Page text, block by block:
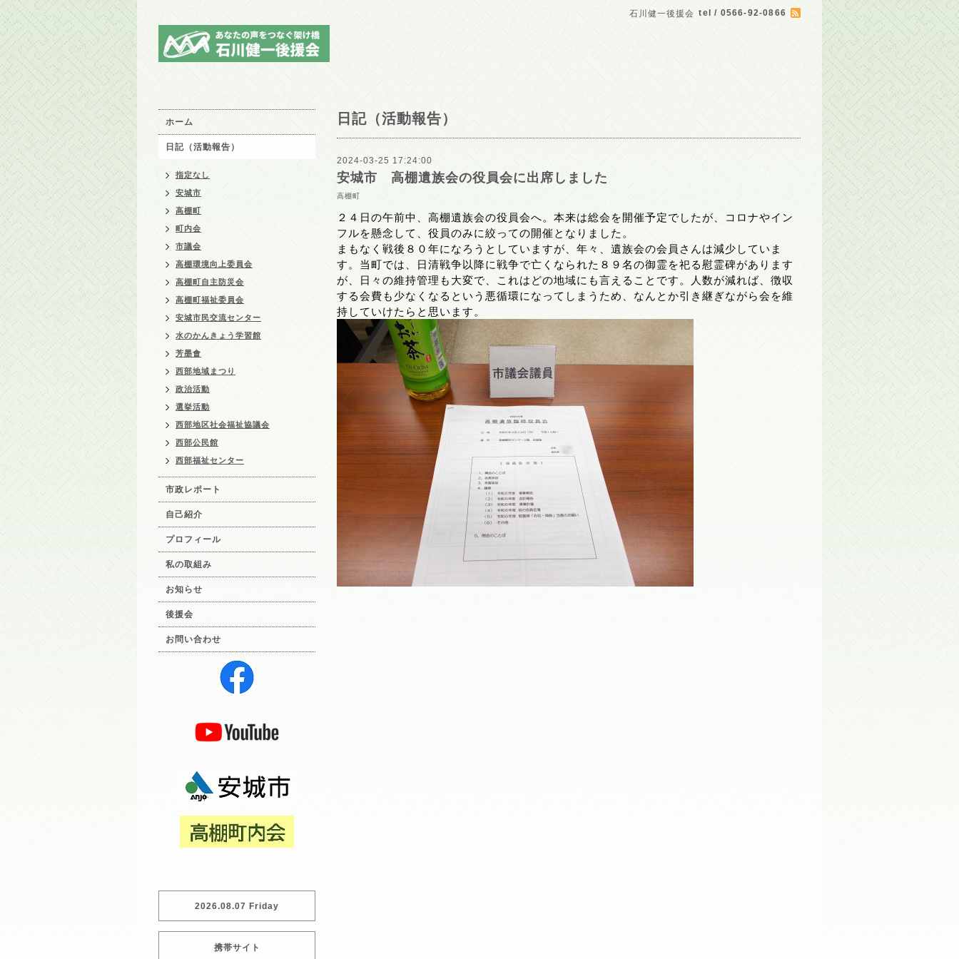
石川健一後援会 tel / 0566-92-0866
日記（活動報告）
2024-03-25 17:24:00
安城市 高棚遺族会の役員会に出席しました
高棚町
２４日の午前中、高棚遺族会の役員会へ。本来は総会を開催予定でしたが、コロナやイン
フルを懸念して、役員のみに絞っての開催となりました。
まもなく戦後８０年になろうとしていますが、年々、遺族会の会員さんは減少していま
す。当町では、日清戦争以降に戦争で亡くなられた８９名の御霊を祀る慰霊碑があります
が、日々の維持管理も大変で、これはどの地域にも言えることです。人数が減れば、徴収
する会費も少なくなるという悪循環になってしまうため、なんとか引き継ぎながら会を維
持していけたらと思います。
ホーム
日記（活動報告）
指定なし
安城市
高棚町
町内会
市議会
高棚環境向上委員会
高棚町自主防災会
高棚町福祉委員会
安城市民交流センター
水のかんきょう学習館
芳墨會
西部地域まつり
政治活動
選挙活動
西部地区社会福祉協議会
西部公民館
西部福祉センター
市政レポート
自己紹介
プロフィール
私の取組み
お知らせ
後援会
お問い合わせ
2026.08.07 Friday
携帯サイト